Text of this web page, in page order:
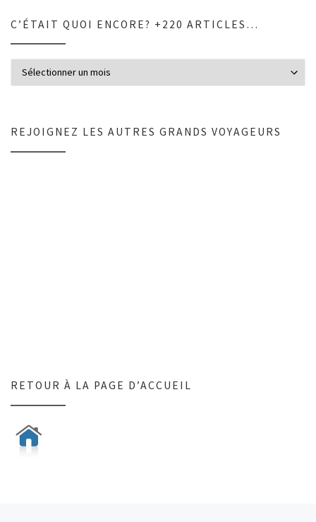
C’ÉTAIT QUOI ENCORE? +220 ARTICLES…
REJOIGNEZ LES AUTRES GRANDS VOYAGEURS
RETOUR À LA PAGE D’ACCUEIL